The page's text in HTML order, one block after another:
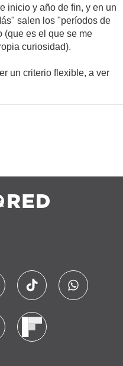
inicio y año de fin, y en un
salen los "períodos de
(que es el que se me
curiosidad).
un criterio flexible, a ver